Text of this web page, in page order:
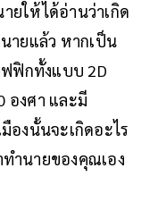
ยให้ได้อ่านว่าเกิด
ายแล้ว หากเป็น
ฟฟิกทั้งแบบ 2D
องศา และมี
องนั้นจะเกิดอะไร
ำนายของคุณเอง